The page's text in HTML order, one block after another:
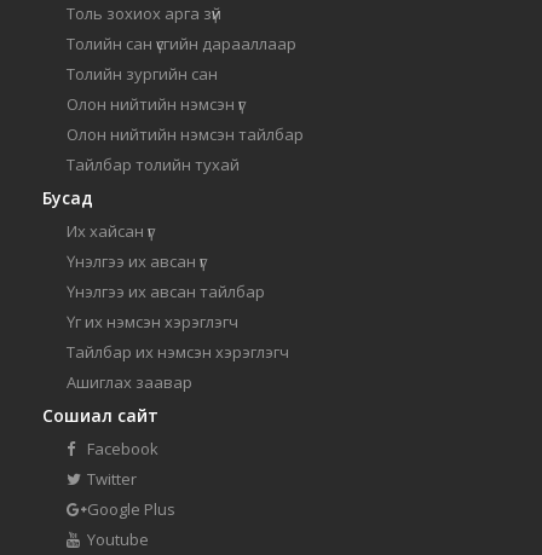
Толь зохиох арга зүй
Толийн сан үсгийн дарааллаар
Толийн зургийн сан
Олон нийтийн нэмсэн үг
Олон нийтийн нэмсэн тайлбар
Тайлбар толийн тухай
Бусад
Их хайсан үг
Үнэлгээ их авсан үг
Үнэлгээ их авсан тайлбар
Үг их нэмсэн хэрэглэгч
Тайлбар их нэмсэн хэрэглэгч
Ашиглах заавар
Сошиал сайт
Facebook
Twitter
Google Plus
Youtube